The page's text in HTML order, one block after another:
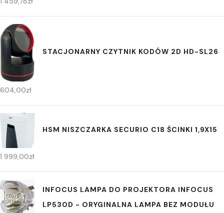
STACJONARNY CZYTNIK KODÓW 2D HD-SL26
604,00zł
HSM NISZCZARKA SECURIO C18 ŚCINKI 1,9X15
1 999,00zł
INFOCUS LAMPA DO PROJEKTORA INFOCUS
LP530D - ORYGINALNA LAMPA BEZ MODUŁU